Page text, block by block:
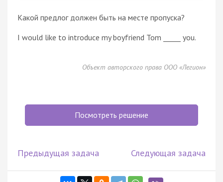
Какой предлог должен быть на месте пропуска?
I would like to introduce my boyfriend Tom _____ you.
Объект авторского права ООО «Легион»
Посмотреть решение
Предыдущая задача Следующая задача